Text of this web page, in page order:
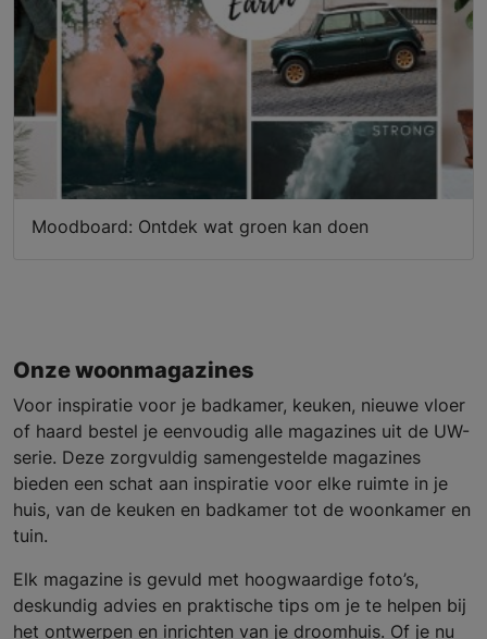
Moodboard: Ontdek wat groen kan doen
Onze woonmagazines
Voor inspiratie voor je badkamer, keuken, nieuwe vloer
of haard bestel je eenvoudig alle magazines uit de UW-
serie. Deze zorgvuldig samengestelde magazines
bieden een schat aan inspiratie voor elke ruimte in je
huis, van de keuken en badkamer tot de woonkamer en
tuin.
Elk magazine is gevuld met hoogwaardige foto’s,
deskundig advies en praktische tips om je te helpen bij
het ontwerpen en inrichten van je droomhuis. Of je nu